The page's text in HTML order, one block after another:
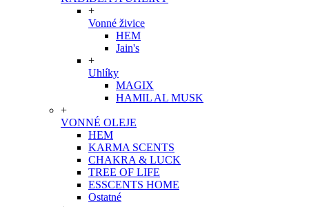
+
Vonné živice
HEM
Jain's
+
Uhlíky
MAGIX
HAMIL AL MUSK
+
VONNÉ OLEJE
HEM
KARMA SCENTS
CHAKRA & LUCK
TREE OF LIFE
ESSCENTS HOME
Ostatné